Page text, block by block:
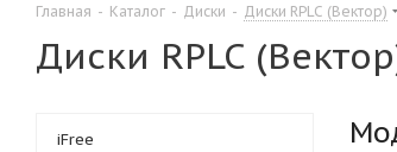
Главная - Каталог - Диски - Диски RPLC (Вектор)
Диски RPLC
iFree